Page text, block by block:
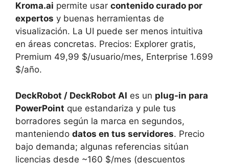
Kroma.ai permite usar contenido curado por
expertos y buenas herramientas de
visualización. La UI puede ser menos intuitiva
en áreas concretas. Precios: Explorer gratis,
Premium 49,99 $/usuario/mes, Enterprise 1.699
$/año.
DeckRobot / DeckRobot AI es un plug-in para
PowerPoint que estandariza y pule tus
borradores según la marca en segundos,
manteniendo datos en tus servidores. Precio
bajo demanda; algunas referencias sitúan
licencias desde ~160 $/mes (descuentos